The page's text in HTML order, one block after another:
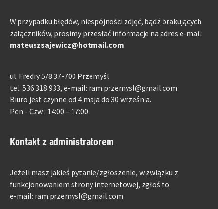
W przypadku błędów, niespójności zdjęć, bądź brakujących
załączników, prosimy przesłać informacje na adres e-mail:
mateuszsajewicz@hotmail.com
ul. Fredry 5/8 37-700 Przemyśl
tel. 536 318 933, e-mail: ram.przemysl@gmail.com
Biuro jest czynne od 4 maja do 30 września.
Pon - Czw : 14:00 – 17:00
Kontakt z administratorem
Jeżeli masz jakieś pytanie/zgłoszenie, w związku z
funkcjonowaniem strony internetowej, zgłoś to
e-mail: ram.przemysl@gmail.com